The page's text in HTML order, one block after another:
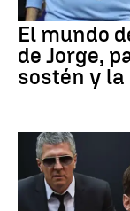
El mundo
de Jorge,
sostén y la